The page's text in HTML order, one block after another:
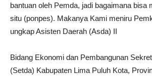
bantuan oleh Pemda, jadi bagaimana bisa
situ (ponpes). Makanya Kami meniru
ungkap Asisten Daerah (Asda) II
Bidang Ekonomi dan Pembangunan
(Setda) Kabupaten Lima Puluh Kota,